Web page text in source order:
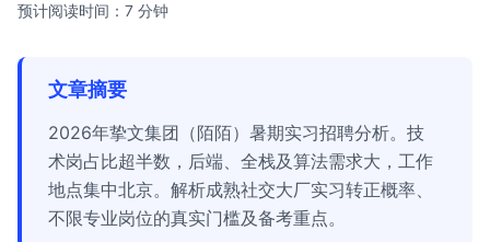
预计阅读时间：7 分钟
文章摘要
2026年挚文集团（陌陌）暑期实习招聘分析。技
术岗占比超半数，后端、全栈及算法需求大，工作
地点集中北京。解析成熟社交大厂实习转正概率、
不限专业岗位的真实门槛及备考重点。